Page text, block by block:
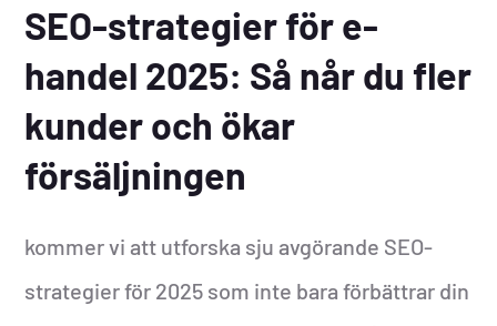
SEO-strategier för e-
handel 2025: Så når du fler
kunder och ökar
försäljningen
kommer vi att utforska sju avgörande SEO-
strategier för 2025 som inte bara förbättrar din